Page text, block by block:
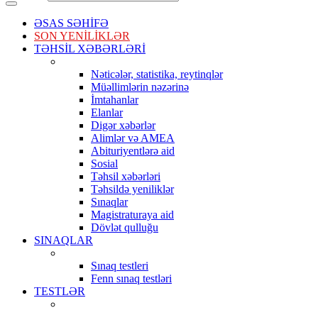
ƏSAS SƏHİFƏ
SON YENİLİKLƏR
TƏHSİL XƏBƏRLƏRİ
Nəticələr, statistika, reytinqlər
Müəllimlərin nəzərinə
İmtahanlar
Elanlar
Digər xəbərlər
Alimlər və AMEA
Abituriyentlərə aid
Sosial
Təhsil xəbərləri
Təhsildə yeniliklər
Sınaqlar
Magistraturaya aid
Dövlət qulluğu
SINAQLAR
Sınaq testleri
Fenn sınaq testləri
TESTLƏR